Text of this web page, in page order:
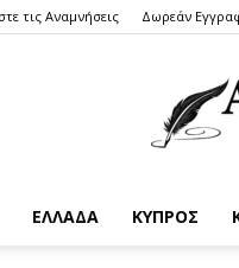
τις Αναμνήσεις Δωρεάν
ΕΛΛΑΔΑ ΚΥΠΡΟΣ